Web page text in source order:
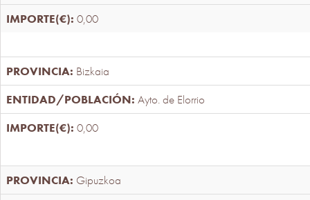
0,00
Bizkaia
Ayto. de Elorrio
0,00
Gipuzkoa